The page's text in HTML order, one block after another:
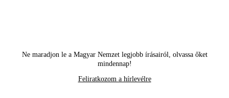
Ne maradjon le a Magyar Nemzet legjobb írásairól, olvassa őket
mindennap!
Feliratkozom a hírlevélre